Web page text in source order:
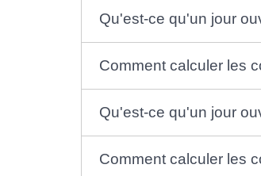
Qu'est-ce qu'un jour
Comment calculer les
Qu'est-ce qu'un jour
Comment calculer les